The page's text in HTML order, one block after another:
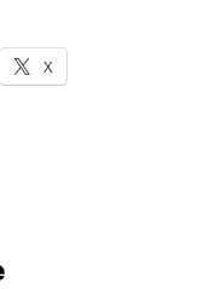
X